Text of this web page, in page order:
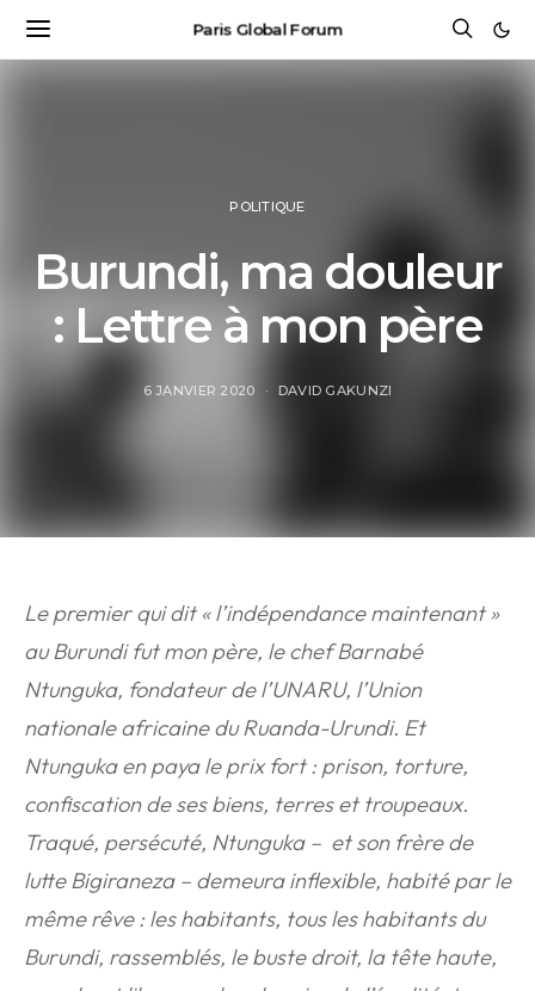
Paris Global Forum
POLITIQUE
Burundi, ma douleur
: Lettre à mon père
6 JANVIER 2020 DAVID GAKUNZI
Le premier qui dit « l’indépendance maintenant »
au Burundi fut mon père, le chef Barnabé
Ntunguka, fondateur de l’UNARU, l’Union
nationale africaine du Ruanda-Urundi. Et
Ntunguka en paya le prix fort : prison, torture,
confiscation de ses biens, terres et troupeaux.
Traqué, persécuté, Ntunguka – et son frère de
lutte Bigiraneza – demeura inflexible, habité par le
même rêve : les habitants, tous les habitants du
Burundi, rassemblés, le buste droit, la tête haute,